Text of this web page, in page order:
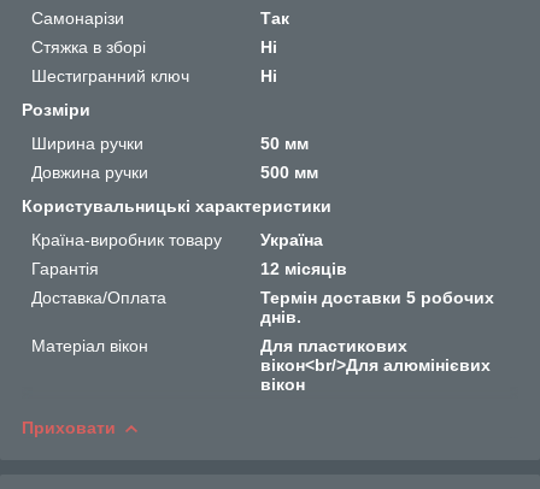
Самонарізи
Так
Стяжка в зборі
Ні
Шестигранний ключ
Ні
Розміри
Ширина ручки
50 мм
Довжина ручки
500 мм
Користувальницькі характеристики
Країна-виробник товару
Україна
Гарантія
12 місяців
Доставка/Оплата
Термін доставки 5 робочих
днів.
Матеріал вікон
Для пластикових
вікон<br/>Для алюмінієвих
вікон
Приховати